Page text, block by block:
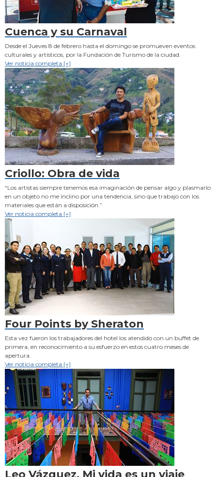
Cuenca y su Carnaval
Desde el Jueves 8 de febrero hasta el domingo se promueven eventos
culturales y artísticos, por la Fundación de Turismo de la ciudad.
Ver noticia completa [+]
Criollo: Obra de vida
“Los artistas siempre tenemos esa imaginación de pensar algo y plasmarlo
en un objeto no me inclino por una tendencia, sino que trabajo con los
materiales que están a disposición.”
Ver noticia completa [+]
Four Points by Sheraton
Esta vez fueron los trabajadores del hotel los atendido con un buffet de
primera, en reconocimiento a su esfuerzo en estos cuatro meses de
apertura.
Ver noticia completa [+]